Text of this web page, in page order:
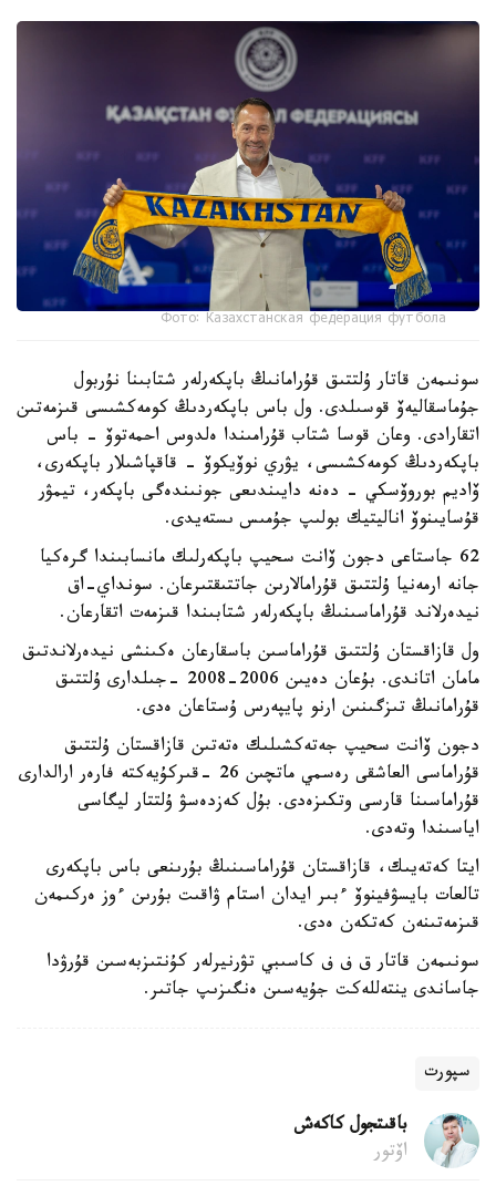
Фото: Казахстанская федерация футбола
سونىمەن قاتار ۇلتتىق قۇرامانىڭ باپكەرلەر شتابىنا نۇربول
جۇماسقاليەۆ قوسىلدى. ول باس باپكەردىڭ كومەكشىسى قىزمەتىن
اتقارادى. وعان قوسا شتاب قۇرامىندا ەلدوس احمەتوۆ - باس
باپكەردىڭ كومەكشىسى، يۋري نوۆيكوۆ - قاقپاشىلار باپكەرى،
ۆاديم بوروۆسكي - دەنە دايىندىعى جونىندەگى باپكەر، تيمۋر
قۇسايىنوۆ اناليتيك بولىپ جۇمىس ىستەيدى.
62 جاستاعى دجون ۆانت سحيپ باپكەرلىك مانسابىندا گرەكيا
جانە ارمەنيا ۇلتتىق قۇرامالارىن جاتتىقتىرعان. سونداي-اق
نيدەرلاند قۇراماسىنىڭ باپكەرلەر شتابىندا قىزمەت اتقارعان.
ول قازاقستان ۇلتتىق قۇراماسىن باسقارعان ەكىنشى نيدەرلاندتىق
مامان اتاندى. بۇعان دەيىن 2006-2008 -جىلدارى ۇلتتىق
قۇرامانىڭ تىزگىنىن ارنو پايپەرس ۇستاعان ەدى.
دجون ۆانت سحيپ جەتەكشىلىك ەتەتىن قازاقستان ۇلتتىق
قۇراماسى العاشقى رەسمي ماتچىن 26 -قىركۇيەكتە فارەر ارالدارى
قۇراماسىنا قارسى وتكىزەدى. بۇل كەزدەسۋ ۇلتتار ليگاسى
اياسىندا وتەدى.
ايتا كەتەيىك، قازاقستان قۇراماسىنىڭ بۇرىنعى باس باپكەرى
تالعات بايسۋفينوۆ ءبىر ايدان استام ۋاقىت بۇرىن ءوز ەركىمەن
قىزمەتىنەن كەتكەن ەدى.
سونىمەن قاتار ق ف ف كاسىبي تۋرنيرلەر كۇنتىزبەسىن قۇرۋدا
جاساندى ينتەللەكت جۇيەسىن ەنگىزىپ جاتىر.
سپورت
باقىتجول كاكەش
اۆتور